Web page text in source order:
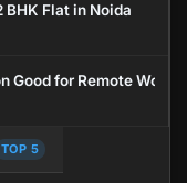
BHK Flat in Noida
Good for Remote Work?
TOP 5